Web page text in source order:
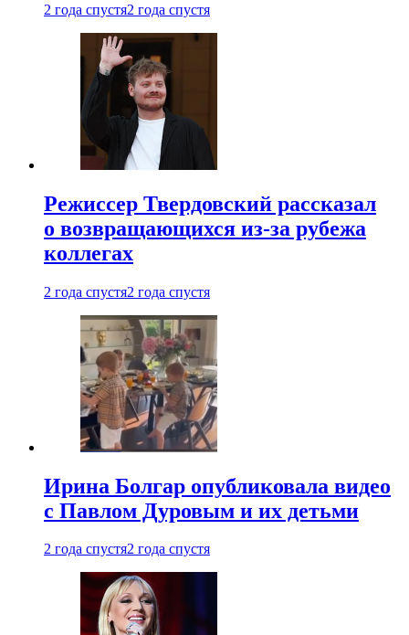
2 года спустя2 года спустя
Режиссер Твердовский рассказал
о возвращающихся из-за рубежа
коллегах
2 года спустя2 года спустя
Ирина Болгар опубликовала видео
с Павлом Дуровым и их детьми
2 года спустя2 года спустя